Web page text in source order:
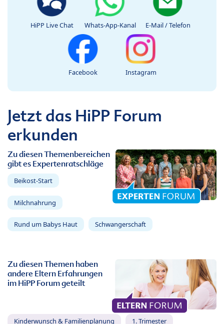
HiPP Live Chat Whats-App-Kanal E-Mail / Telefon
Facebook Instagram
Jetzt das HiPP Forum
erkunden
Zu diesen Themenbereichen
gibt es Expertenratschläge
Beikost-Start
Milchnahrung
Rund um Babys Haut Schwangerschaft
Zu diesen Themen haben
andere Eltern Erfahrungen
im HiPP Forum geteilt
Kinderwunsch & Familienplanung 1. Trimester